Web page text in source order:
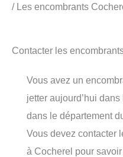
/ Les encombrants
Contacter les
Vous avez un
jetter aujourd’hui
dans le département
Vous devez contacter
à Cocherel pour